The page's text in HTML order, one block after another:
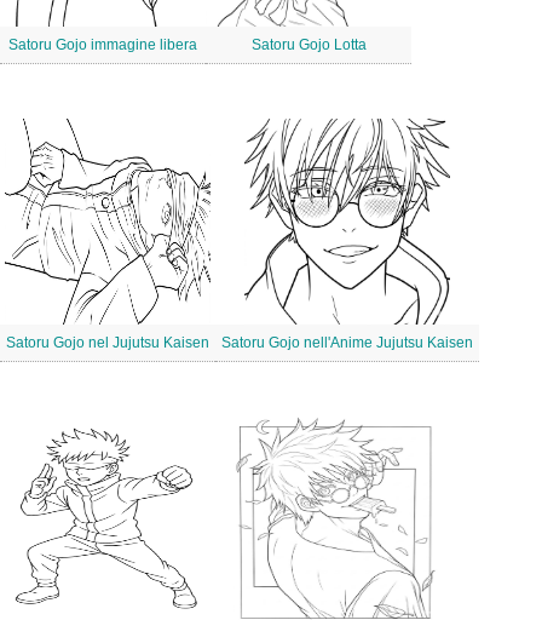
Satoru Gojo immagine libera Satoru Gojo Lotta
Satoru Gojo nel Jujutsu Kaisen Satoru Gojo nell'Anime Jujutsu Kaisen